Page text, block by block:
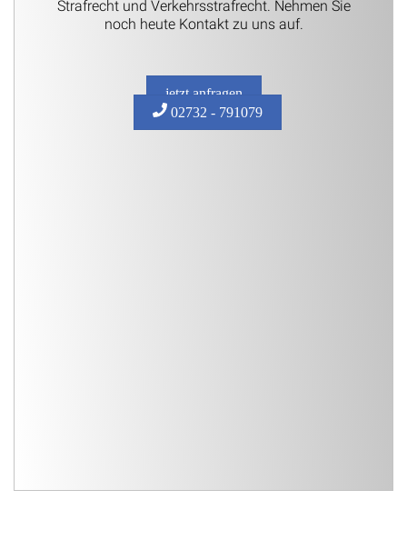
Strafrecht und Verkehrsstrafrecht. Nehmen Sie
noch heute Kontakt zu uns auf.
jetzt anfragen
02732 - 791079